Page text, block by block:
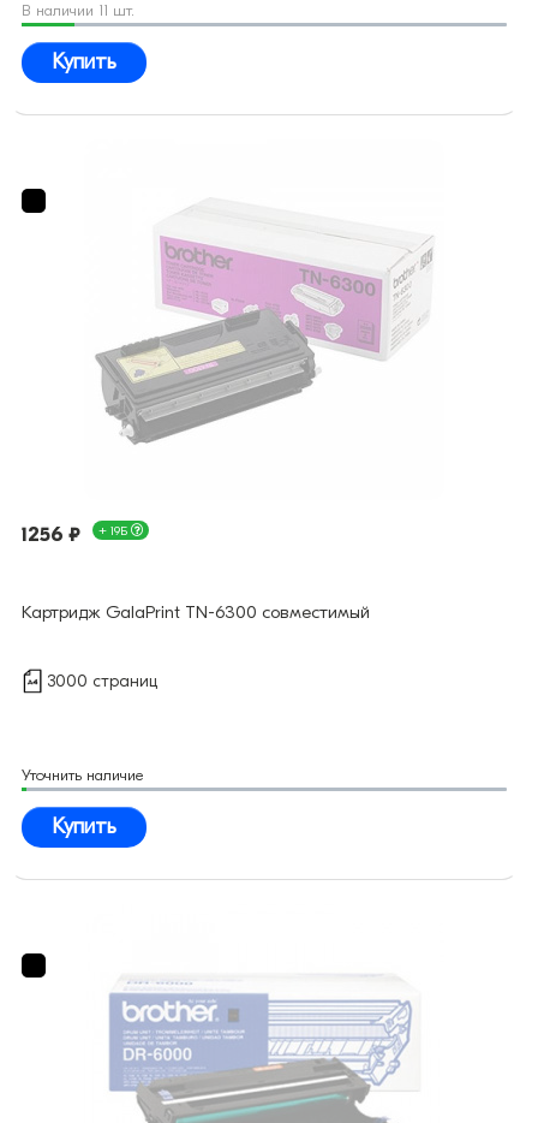
В наличии 11 шт.
Купить
1256 ₽ + 19Б
Картридж GalaPrint TN-6300 совместимый
3000 страниц
Уточнить наличие
Купить